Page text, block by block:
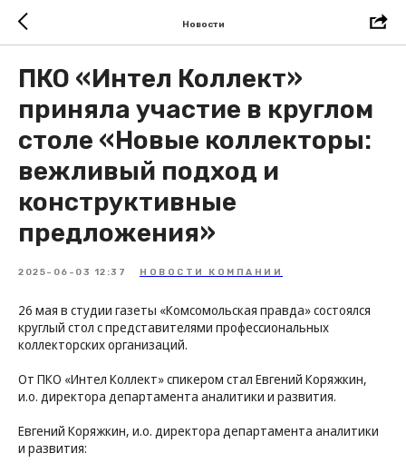
Новости
ПКО «Интел Коллект»
приняла участие в круглом
столе «Новые коллекторы:
вежливый подход и
конструктивные
предложения»
2025-06-03 12:37 НОВОСТИ КОМПАНИИ
26 мая в студии газеты «Комсомольская правда» состоялся
круглый стол с представителями профессиональных
коллекторских организаций.
От ПКО «Интел Коллект» спикером стал Евгений Коряжкин,
и.о. директора департамента аналитики и развития.
Евгений Коряжкин, и.о. директора департамента аналитики
и развития: